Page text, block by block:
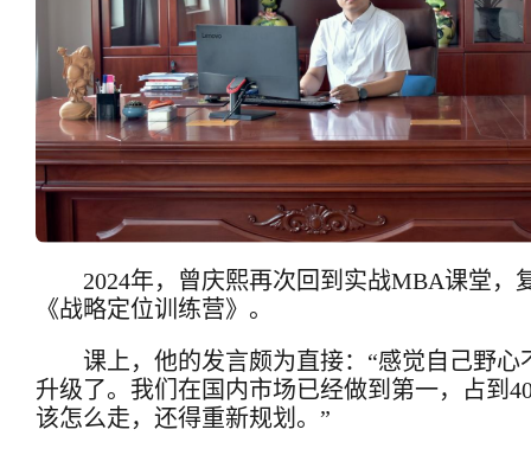
2024年，曾庆熙再次回到实战MBA课堂，
《战略定位训练营》。
课上，他的发言颇为直接：“感觉自己野心
升级了。我们在国内市场已经做到第一，占到
该怎么走，还得重新规划。”